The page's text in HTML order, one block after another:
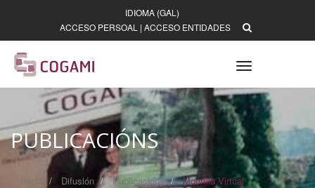
IDIOMA (GAL)
ACCESO PERSOAL | ACCESO ENTIDADES
Toggle
navigation
PUBLICACIÓNS
Inicio Difusión Publicacións Moemia Virtual